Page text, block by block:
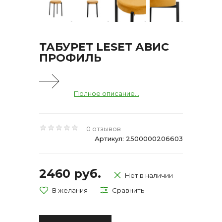
ТАБУРЕТ LESET АВИС
ПРОФИЛЬ
Полное описание...
0 отзывов
Артикул: 2500000206603
2460 руб. Нет в наличии